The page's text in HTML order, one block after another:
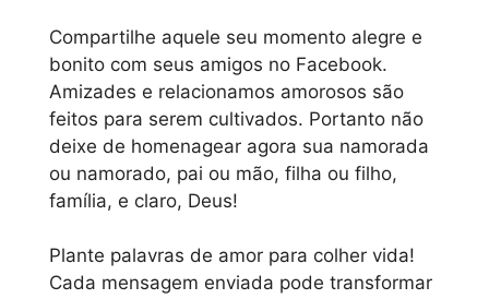
Compartilhe aquele seu momento alegre e
bonito com seus amigos no Facebook.
Amizades e relacionamos amorosos são
feitos para serem cultivados. Portanto não
deixe de homenagear agora sua namorada
ou namorado, pai ou mão, filha ou filho,
família, e claro, Deus!
Plante palavras de amor para colher vida!
Cada mensagem enviada pode transformar